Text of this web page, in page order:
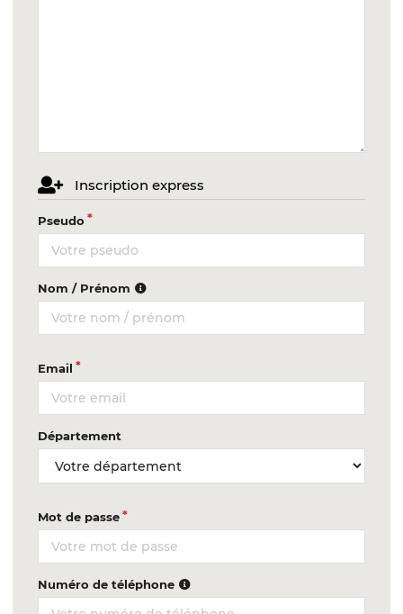
Inscription express
Pseudo
Nom / Prénom
Email
Département
Mot de passe
Numéro de téléphone